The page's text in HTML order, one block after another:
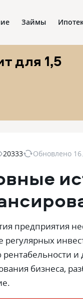
Займы
для 1,5
20333 Обновлено
предприятия
регулярных
и
бизнеса,